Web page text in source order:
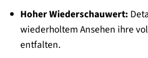
Hoher Wiederschauwert:
wiederholtem Ansehen ihre
entfalten.